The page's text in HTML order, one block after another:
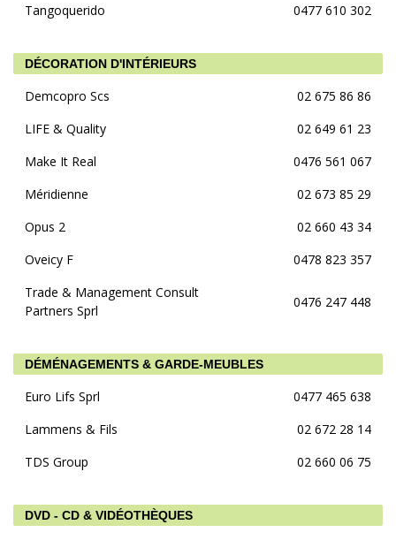
Tangoquerido 0477 610 302
DÉCORATION D'INTÉRIEURS
Demcopro Scs
02 675 86 86
LIFE & Quality
02 649 61 23
Make It Real
0476 561 067
Méridienne
02 673 85 29
Opus 2
02 660 43 34
Oveicy F
0478 823 357
Trade & Management Consult
Partners Sprl
0476 247 448
DÉMÉNAGEMENTS & GARDE-MEUBLES
Euro Lifs Sprl
0477 465 638
Lammens & Fils
02 672 28 14
TDS Group
02 660 06 75
DVD - CD & VIDÉOTHÈQUES